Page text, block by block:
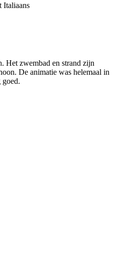
Italiaans
Het zwembad en strand zijn
De animatie was helemaal in
goed.